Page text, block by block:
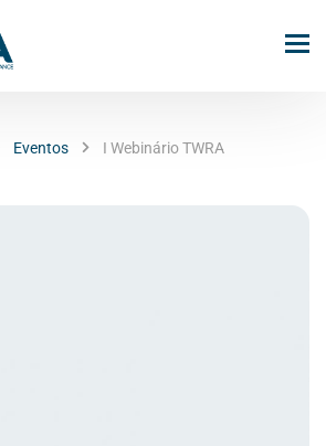
Eventos I Webinário TWRA